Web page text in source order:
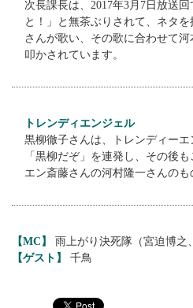
次長課長は、2017年3月7日放送
と！」と無茶ぶりされて、ネタ
さんが歌い、その歌に合わせて
叩かされています。
トレンディエンジェル
黒柳徹子さんは、トレンディーエ
「黒柳だぞ」を連発し、その後
エン斎藤さんの河村隆一さんのも
【MC】
雨上がり決死隊（宮迫博之
【ゲスト】
千鳥